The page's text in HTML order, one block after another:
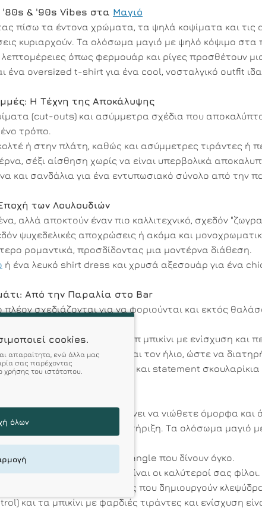
'80s & '90s Vibes στα Μαγιό
πίσω τα έντονα χρώματα, τα ψηλά κοψίματα και τις
κυριαρχούν. Τα ολόσωμα μαγιό με ψηλό κόψιμο
λεπτομέρειες όπως φερμουάρ και ρίγες προσθέτουν
oversized t-shirt για ένα cool, νοσταλγικό outfit
Η Τέχνη της Αποκάλυψης
(cut-outs) και ασύμμετρα σχέδια που
τρόπο.
ή στην πλάτη, καθώς και ασύμμετρες τιράντες ή
σέξι αίσθηση χωρίς να είναι υπερβολικά
και σανδάλια για ένα εντυπωσιακό σύνολο από την
των Λουλουδιών
αλλά αποκτούν έναν πιο καλλιτεχνικό, σχεδόν
ψυχεδελικές αποχρώσεις ή ακόμα και
ρομαντικά, προσδίδοντας μια μοντέρνα διάθεση.
ή ένα λευκό shirt dress και χρυσά αξεσουάρ για ένα
Από την Παραλία στο Bar
σχεδιάζονται για να φοριούνται και εκτός
ποιοτικά υφάσματα, τοπ μπικίνι με ενίσχυση και
αντοχή στο χλώριο και τον ήλιο, ώστε να
ένα ζευγάρι πλατφόρμες και statement σκουλαρίκια
είναι αυτό που σας κάνει να νιώθετε όμορφα και
ρυθμιζόμενο δέσιμο για στήριξη. Τα ολόσωμα μαγιό
βολάν, ενίσχυση, ή σχέδια triangle που δίνουν όγκο.
ψηλά κοψίματα (high-cut) είναι οι καλύτεροί σας φίλοι.
ολόσωμα με ζώνες ή ραφές που δημιουργούν
τα μπικίνι με φαρδιές τιράντες και ενίσχυση
cookies.
απαραίτητα, ενώ άλλα μας
σας παρέχοντας
του ιστότοπου.
όλων